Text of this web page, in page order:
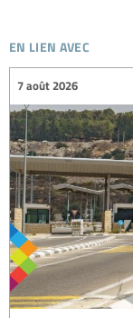
en lien avec
7 août 2026